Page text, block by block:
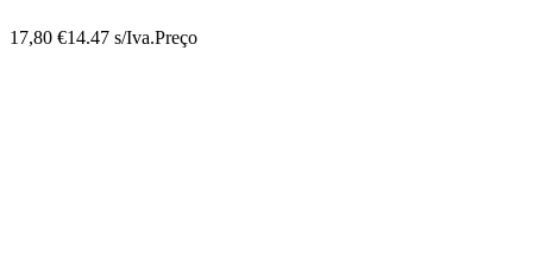
17,80 €14.47 s/Iva.Preço